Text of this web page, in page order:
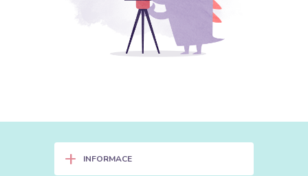
+ INFORMACE